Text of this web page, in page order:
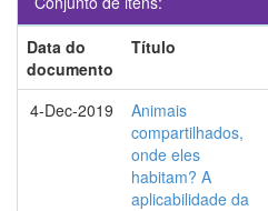
Data do
documento
Título
4-Dec-2019
Animais
compartilhados,
onde eles
habitam? A
aplicabilidade da